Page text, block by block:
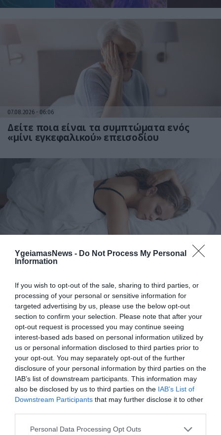
YgeiamasNews - Do Not Process My Personal
Information
If you wish to opt-out of the sale, sharing to third parties, or
processing of your personal or sensitive information for
targeted advertising by us, please use the below opt-out
section to confirm your selection. Please note that after your
opt-out request is processed you may continue seeing
interest-based ads based on personal information utilized by
us or personal information disclosed to third parties prior to
your opt-out. You may separately opt-out of the further
disclosure of your personal information by third parties on the
IAB’s list of downstream participants. This information may
also be disclosed by us to third parties on the IAB’s List of
Downstream Participants that may further disclose it to other
Please note that this website/app uses one or more Google
Personal Data Processing Opt Outs
07.08.2026 06:06
Δείτε ποια είναι τα συμπτώματα ενός
«μίνι εγκεφαλικού» επεισοδίου
07.08.2026 06:05
Γιατί όλο και περισσότεροι άνθρωποι
06.08.2026 21:06
Μπορούμε να ζήσουμε 194 χρόνια; – Ρώσοι
επιστήμονες εξετάζουν τα θεωρητικά όρια
της ανθρώπινης ζωής